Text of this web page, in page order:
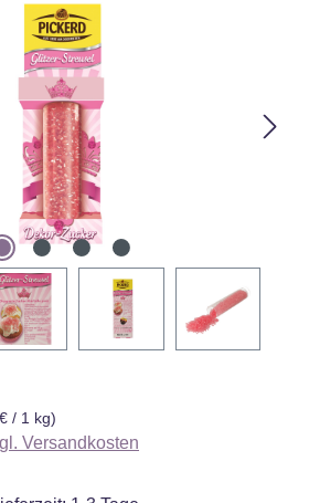
/ 1 kg)
Versandkosten